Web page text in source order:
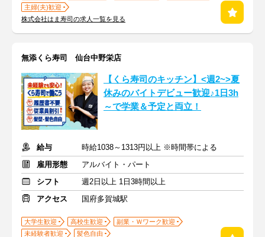
主婦(夫)歓迎
株式会社はま寿司の求人一覧を見る
無添くら寿司 仙台中野栄店
【くら寿司のキッチン】<週2~>夏
休みのバイトデビュー歓迎♪1日3h
～で学業＆予定と両立！
給与
時給1038～1313円以上 ※時間帯による
雇用形態
アルバイト・パート
シフト
週2日以上 1日3時間以上
アクセス
国府多賀城駅
大学生歓迎 高校生歓迎
副業・Ｗワーク歓迎
未経験者歓迎
髪色自由